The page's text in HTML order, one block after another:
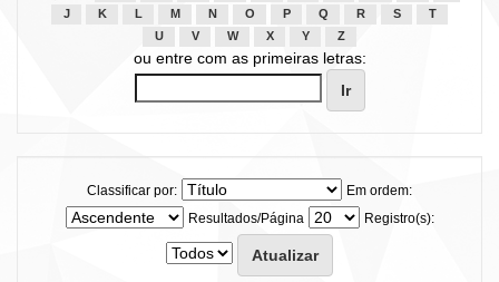
J
K L M N O P Q R S
T
U
V W X Y Z
ou entre com as primeiras letras:
Classificar por:
Em ordem:
Resultados/Página
Registro(s):